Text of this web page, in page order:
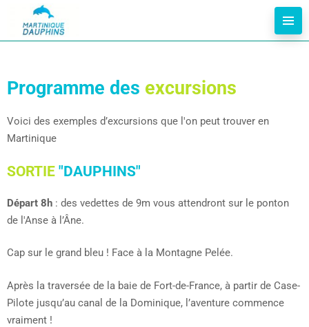
Programme des excursions
Voici des exemples d’excursions que l'on peut trouver en
Martinique
SORTIE "DAUPHINS"
Départ 8h : des vedettes de 9m vous attendront sur le ponton
de l'Anse à l’Âne.
Cap sur le grand bleu ! Face à la Montagne Pelée.
Après la traversée de la baie de Fort-de-France, à partir de Case-
Pilote jusqu’au canal de la Dominique, l’aventure commence
vraiment !